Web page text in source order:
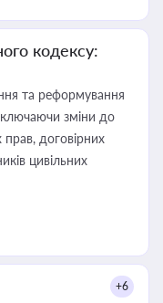
кодексу:
та реформування
зміни до
договірних
цивільних
+6